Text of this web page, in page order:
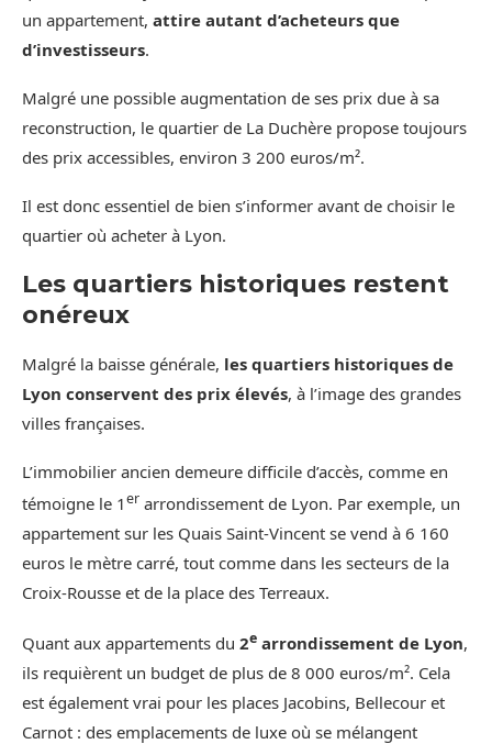
un appartement, attire autant d’acheteurs que
d’investisseurs.
Malgré une possible augmentation de ses prix due à sa
reconstruction, le quartier de La Duchère propose toujours
des prix accessibles, environ 3 200 euros/m².
Il est donc essentiel de bien s’informer avant de choisir le
quartier où acheter à Lyon.
Les quartiers historiques restent
onéreux
Malgré la baisse générale, les quartiers historiques de
Lyon conservent des prix élevés, à l’image des grandes
villes françaises.
L’immobilier ancien demeure difficile d’accès, comme en
témoigne le 1er arrondissement de Lyon. Par exemple, un
appartement sur les Quais Saint-Vincent se vend à 6 160
euros le mètre carré, tout comme dans les secteurs de la
Croix-Rousse et de la place des Terreaux.
Quant aux appartements du 2e arrondissement de Lyon,
ils requièrent un budget de plus de 8 000 euros/m². Cela
est également vrai pour les places Jacobins, Bellecour et
Carnot : des emplacements de luxe où se mélangent